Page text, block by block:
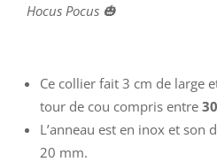
Hocus Pocus 🎃
Ce collier fait 3 cm de large
tour de cou compris entre
L’anneau est en inox et son
20 mm.